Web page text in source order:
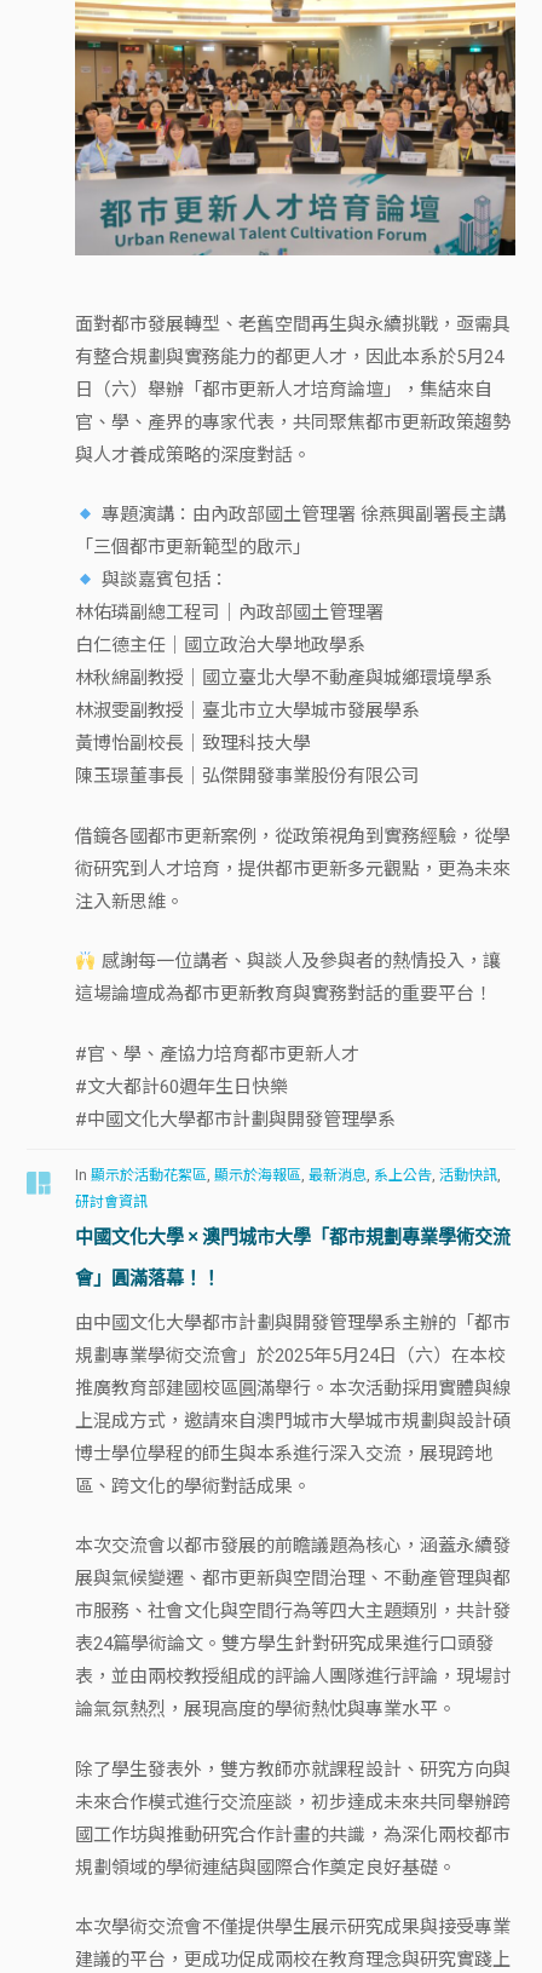
面對都市發展轉型、老舊空間再生與永續挑戰，亟需具
有整合規劃與實務能力的都更人才，因此本系於5月24
日（六）舉辦「都市更新人才培育論壇」，集結來自
官、學、產界的專家代表，共同聚焦都市更新政策趨勢
與人才養成策略的深度對話。
專題演講：由內政部國土管理署 徐燕興副署長主講
「三個都市更新範型的啟示」
與談嘉賓包括：
林佑璘副總工程司｜內政部國土管理署
白仁德主任｜國立政治大學地政學系
林秋綿副教授｜國立臺北大學不動產與城鄉環境學系
林淑雯副教授｜臺北市立大學城市發展學系
黃博怡副校長｜致理科技大學
陳玉璟董事長｜弘傑開發事業股份有限公司
借鏡各國都市更新案例，從政策視角到實務經驗，從學
術研究到人才培育，提供都市更新多元觀點，更為未來
注入新思維。
感謝每一位講者、與談人及參與者的熱情投入，讓
這場論壇成為都市更新教育與實務對話的重要平台！
#官、學、產協力培育都市更新人才
#文大都計60週年生日快樂
#中國文化大學都市計劃與開發管理學系
In顯示於活動花絮區 ,顯示於海報區 ,最新消息 系上公告 ,活動快訊
研討會資訊
中國文化大學 × 澳門城市大學「都市規劃專業學術交流
會」圓滿落幕！！
由中國文化大學都市計劃與開發管理學系主辦的「都市
規劃專業學術交流會」於2025年5月24日（六）在本校
推廣教育部建國校區圓滿舉行。本次活動採用實體與線
上混成方式，邀請來自澳門城市大學城市規劃與設計碩
博士學位學程的師生與本系進行深入交流，展現跨地
區、跨文化的學術對話成果。
本次交流會以都市發展的前瞻議題為核心，涵蓋永續發
展與氣候變遷、都市更新與空間治理、不動產管理與都
市服務、社會文化與空間行為等四大主題類別，共計發
表24篇學術論文。雙方學生針對研究成果進行口頭發
表，並由兩校教授組成的評論人團隊進行評論，現場討
論氣氛熱烈，展現高度的學術熱忱與專業水平。
除了學生發表外，雙方教師亦就課程設計、研究方向與
未來合作模式進行交流座談，初步達成未來共同舉辦跨
國工作坊與推動研究合作計畫的共識，為深化兩校都市
規劃領域的學術連結與國際合作奠定良好基礎。
本次學術交流會不僅提供學生展示研究成果與接受專業
建議的平台，更成功促成兩校在教育理念與研究實踐上